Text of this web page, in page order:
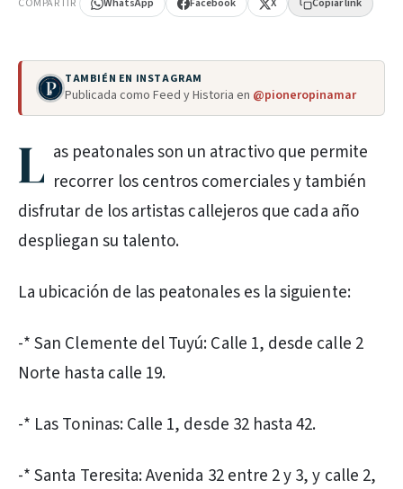
COMPARTIR WhatsApp Facebook X Copiar link
TAMBIÉN EN INSTAGRAM
Publicada como Feed y Historia en @pioneropinamar
L as peatonales son un atractivo que permite
recorrer los centros comerciales y también
disfrutar de los artistas callejeros que cada año
despliegan su talento.
La ubicación de las peatonales es la siguiente:
-* San Clemente del Tuyú: Calle 1, desde calle 2
Norte hasta calle 19.
-* Las Toninas: Calle 1, desde 32 hasta 42.
-* Santa Teresita: Avenida 32 entre 2 y 3, y calle 2,